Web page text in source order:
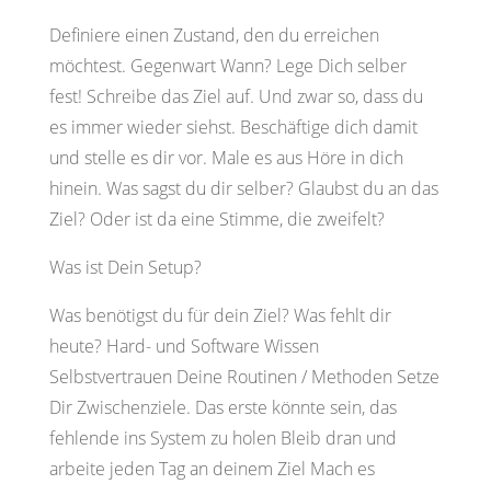
Definiere einen Zustand, den du erreichen
möchtest. Gegenwart Wann? Lege Dich selber
fest! Schreibe das Ziel auf. Und zwar so, dass du
es immer wieder siehst. Beschäftige dich damit
und stelle es dir vor. Male es aus Höre in dich
hinein. Was sagst du dir selber? Glaubst du an das
Ziel? Oder ist da eine Stimme, die zweifelt?
Was ist Dein Setup?
Was benötigst du für dein Ziel? Was fehlt dir
heute? Hard- und Software Wissen
Selbstvertrauen Deine Routinen / Methoden Setze
Dir Zwischenziele. Das erste könnte sein, das
fehlende ins System zu holen Bleib dran und
arbeite jeden Tag an deinem Ziel Mach es